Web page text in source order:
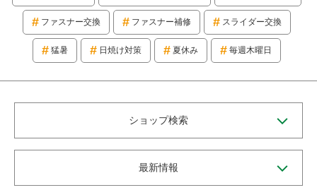
ファスナー交換 ファスナー補修 スライダー交換
猛暑 日焼け対策 夏休み 毎週木曜日
ショップ検索
最新情報